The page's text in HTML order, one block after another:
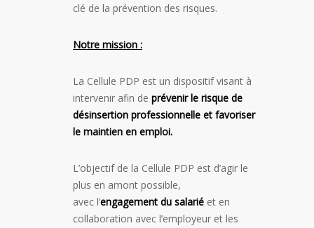
clé de la prévention des risques.
Notre mission :
La Cellule PDP est un dispositif visant à
intervenir afin de prévenir le risque de
désinsertion professionnelle et favoriser
le maintien en emploi.
L’objectif de la Cellule PDP est d’agir le
plus en amont possible,
avec l’engagement du salarié et en
collaboration avec l’employeur et les